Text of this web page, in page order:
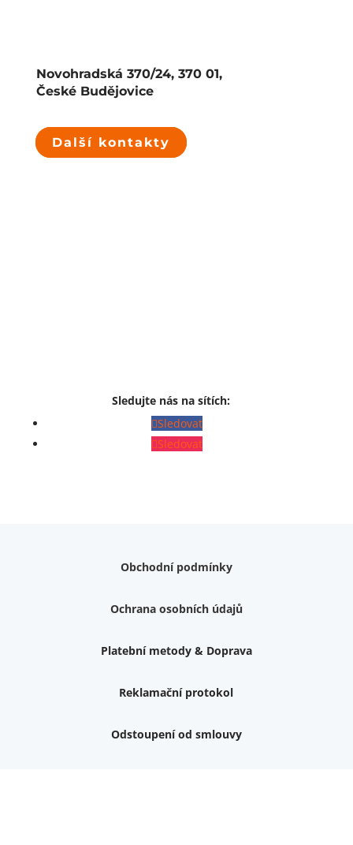
Novohradská 370/24, 370 01,
České Budějovice
Další kontakty
Sledujte nás na sítích:
Sledovat
Sledovat
Obchodní podmínky
Ochrana osobních údajů
Platební metody & Doprava
Reklamační protokol
Odstoupení od smlouvy